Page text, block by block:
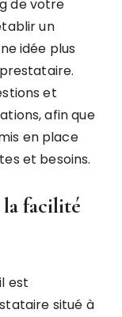
de votre
un
idée plus
et
afin que
en place
et besoins.
facilité
est
situé à